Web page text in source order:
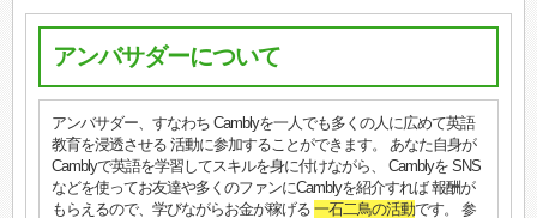
アンバサダーについて
アンバサダー、すなわち Camblyを一人でも多くの人に広めて英語
教育を浸透させる 活動に参加することができます。 あなた自身が
Camblyで英語を学習してスキルを身に付けながら、 Camblyを SNS
などを使ってお友達や多くのファンにCamblyを紹介すれば 報酬が
もらえるので、学びながらお金が稼げる 一石二鳥の活動です。 参